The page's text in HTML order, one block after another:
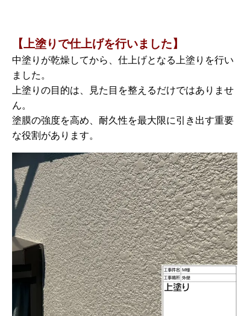
【上塗りで仕上げを行いました】
中塗りが乾燥してから、仕上げとなる上塗りを行い
ました。
上塗りの目的は、見た目を整えるだけではありませ
ん。
塗膜の強度を高め、耐久性を最大限に引き出す重要
な役割があります。